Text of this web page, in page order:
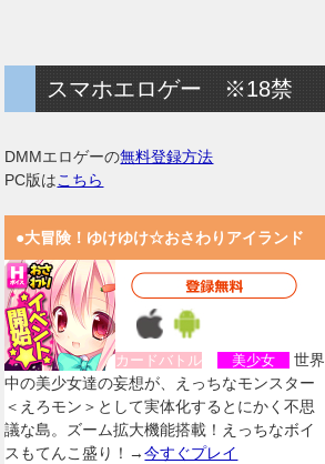
スマホエロゲー ※18禁
DMMエロゲーの無料登録方法
PC版はこちら
●大冒険！ゆけゆけ☆おさわりアイランド
カードバトル 美少女
世界
中の美少女達の妄想が、えっちなモンスター
＜えろモン＞として実体化するとにかく不思
議な島。ズーム拡大機能搭載！えっちなボイ
スもてんこ盛り！→今すぐプレイ